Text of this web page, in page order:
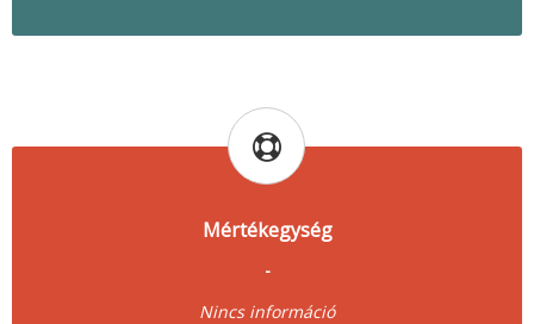
Mértékegység
-
Nincs információ